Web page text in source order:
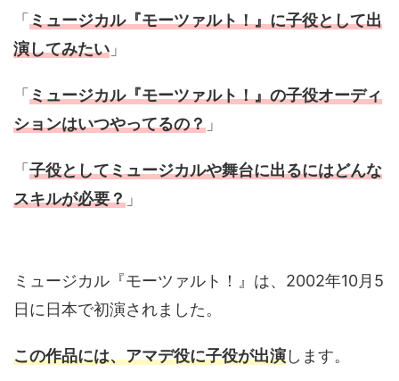
「 ミュージカル『モーツァルト！』に子役として出
演してみたい 」
「 ミュージカル『モーツァルト！』の子役オーディ
ションはいつやってるの？ 」
「 子役としてミュージカルや舞台に出るにはどんな
スキルが必要？ 」
ミュージカル『モーツァルト！』は、2002年10月5
日に日本で初演されました。
この作品には、アマデ役に子役が出演します。